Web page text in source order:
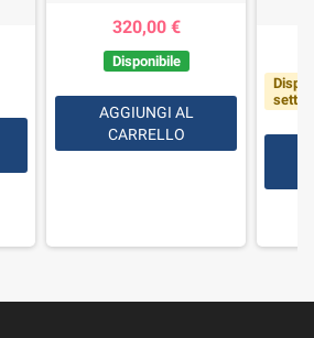
320,00 €
Disponibile
AGGIUNGI AL
CARRELLO